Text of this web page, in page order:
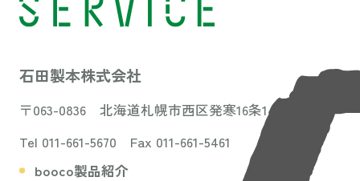
石田製本株式会社
〒063-0836 北海道札幌市西区発寒16条14丁目3-31
Tel 011-661-5670 Fax 011-661-5461
booco製品紹介